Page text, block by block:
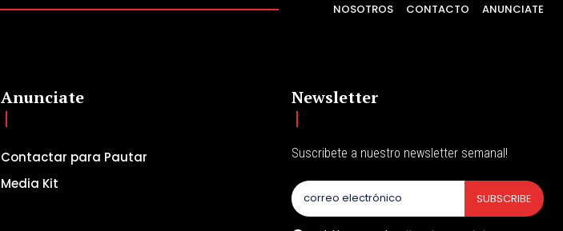
NOSOTROS CONTACTO ANUNCIATE
Anunciate
Contactar para Pautar
Media Kit
Newsletter
Suscribete a nuestro newsletter semanal!
SUBSCRIBE